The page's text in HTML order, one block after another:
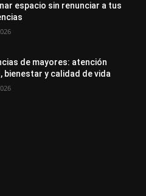
espacio sin renunciar a tus
de mayores: atención
bienestar y calidad de vida